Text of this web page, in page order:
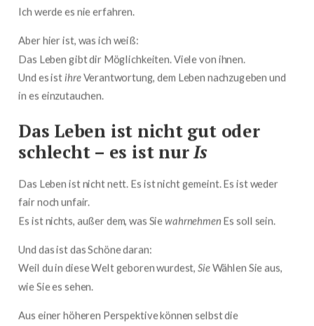
Ich werde es nie erfahren.
Aber hier ist, was ich weiß:
Das Leben gibt dir Möglichkeiten. Viele von ihnen.
Und es ist ihreVerantwortung, dem Leben nachzugeben und
in es einzutauchen.
Das Leben ist nicht gut oder
schlecht – es ist nurIs
Das Leben ist nicht nett. Es ist nicht gemeint. Es ist weder
fair noch unfair.
Es ist nichts, außer dem, was Siewahrnehmen Es soll sein.
Und das ist das Schöne daran:
Weil du in diese Welt geboren wurdest,SieWählen Sie aus,
wie Sie es sehen.
Aus einer höheren Perspektive können selbst die